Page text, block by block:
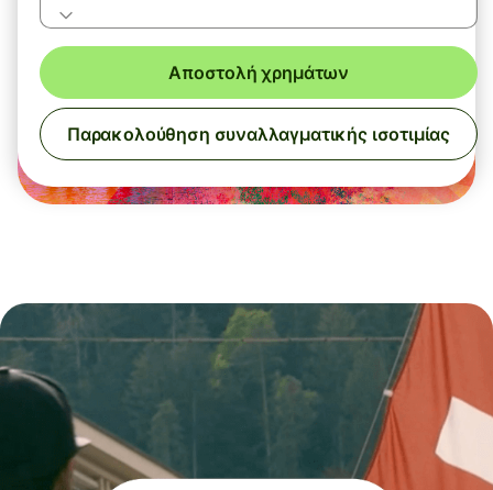
Αποστολή χρημάτων
Παρακολούθηση συναλλαγματικής ισοτιμίας